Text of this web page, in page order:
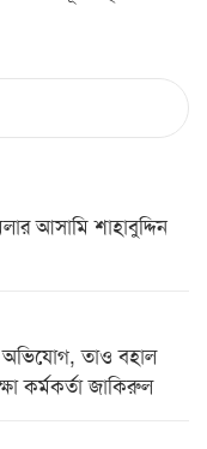
আসামি শাহাবুদ্দিন
অভিযোগ, তাও বহাল
কর্মকর্তা জাকিরুল